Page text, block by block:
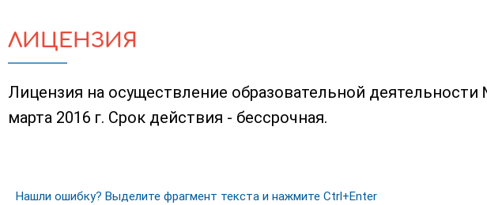
ЛИЦЕНЗИЯ
Лицензия на осуществление образовательной деятельности
марта 2016 г. Срок действия - бессрочная.
Нашли ошибку? Выделите фрагмент текста и нажмите Ctrl+Enter